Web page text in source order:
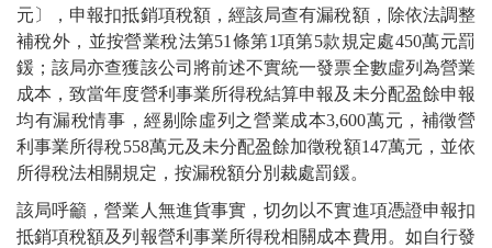
元〕，申報扣抵銷項稅額，經該局查有漏稅額，除依法調整
補稅外，並按營業稅法第51條第1項第5款規定處450萬元罰
鍰；該局亦查獲該公司將前述不實統一發票全數虛列為營業
成本，致當年度營利事業所得稅結算申報及未分配盈餘申報
均有漏稅情事，經剔除虛列之營業成本3,600萬元，補徵營
利事業所得稅558萬元及未分配盈餘加徵稅額147萬元，並依
所得稅法相關規定，按漏稅額分別裁處罰鍰。
該局呼籲，營業人無進貨事實，切勿以不實進項憑證申報扣
抵銷項稅額及列報營利事業所得稅相關成本費用。如自行發